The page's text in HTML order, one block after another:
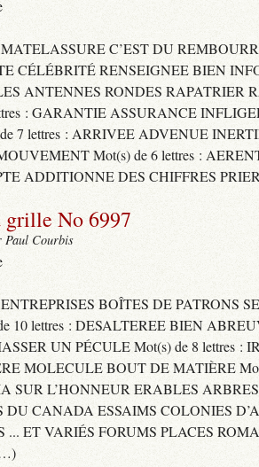
MATELASSURE C’EST DU
CÉLÉBRITÉ RENSEIGNEE BIEN
ANTENNES RONDES RAPATRIER
: GARANTIE ASSURANCE
7 lettres : ARRIVEE ADVENUE
Mot(s) de 6 lettres :
ADDITIONNE DES CHIFFRES
grille No 6997
Paul Courbis
ENTREPRISES BOÎTES DE PATRONS
10 lettres : DESALTEREE BIEN
UN PÉCULE Mot(s) de 8 lettres :
MOLECULE BOUT DE MATIÈRE
SUR L’HONNEUR ERABLES ARBRES
CANADA ESSAIMS COLONIES
... ET VARIÉS FORUMS PLACES